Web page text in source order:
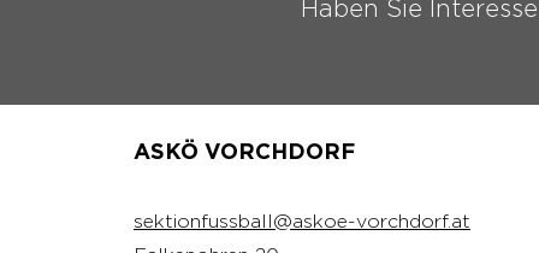
Haben Sie
ASKÖ VORCHDORF
sektionfussball@askoe-vorchdorf.at